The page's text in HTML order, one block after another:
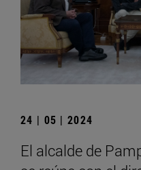
24 | 05 | 2024
El alcalde de